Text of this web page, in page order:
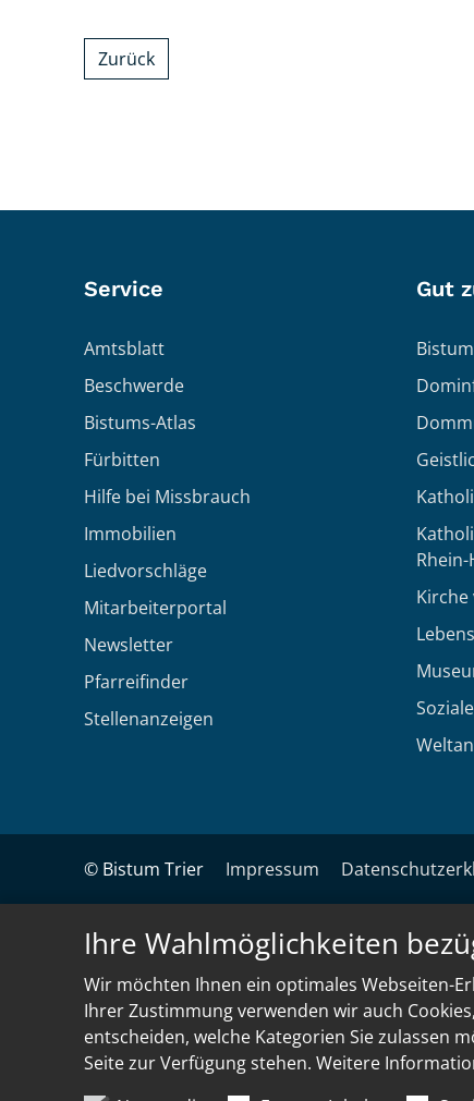
Ihre Wahlmöglichkeiten
Wir möchten Ihnen ein optimales Webseiten-
Ihrer Zustimmung verwenden wir auch
entscheiden, welche Kategorien Sie zulassen
Seite zur Verfügung stehen. Weitere
Zurück
Service
Amtsblatt
Beschwerde
Bistums-Atlas
Fürbitten
Hilfe bei Missbrauch
Immobilien
Liedvorschläge
Mitarbeiterportal
Newsletter
Pfarreifinder
Stellenanzeigen
Gut
© Bistum Trier Impressum